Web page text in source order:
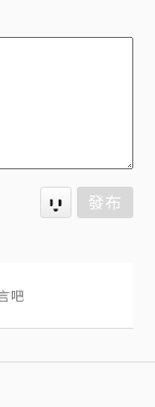
發布